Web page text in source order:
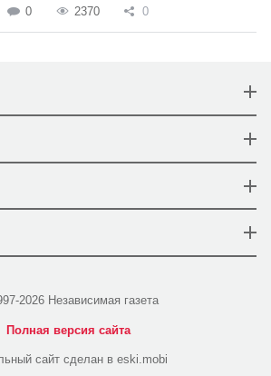
0 2370 0
2026 Независимая газета
Полная версия сайта
сайт сделан в eski.mobi